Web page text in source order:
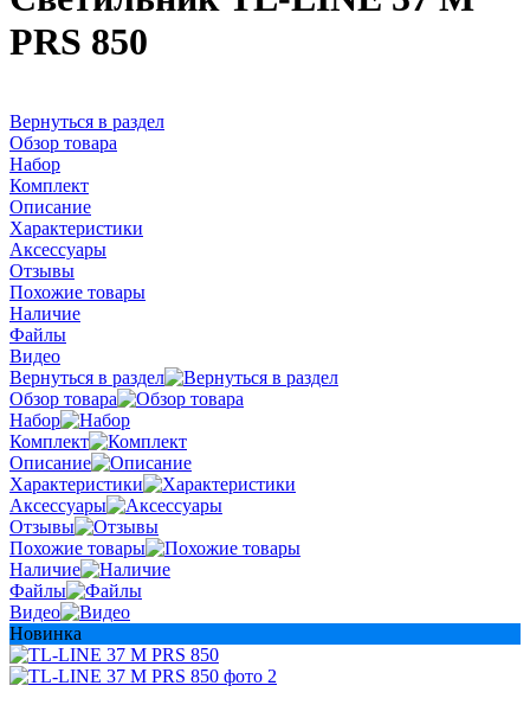
PRS 850
Вернуться в раздел
Обзор товара
Набор
Комплект
Описание
Характеристики
Аксессуары
Отзывы
Похожие товары
Наличие
Файлы
Видео
Вернуться в раздел
Обзор товара
Набор
Комплект
Описание
Характеристики
Аксессуары
Отзывы
Похожие товары
Наличие
Файлы
Видео
Новинка